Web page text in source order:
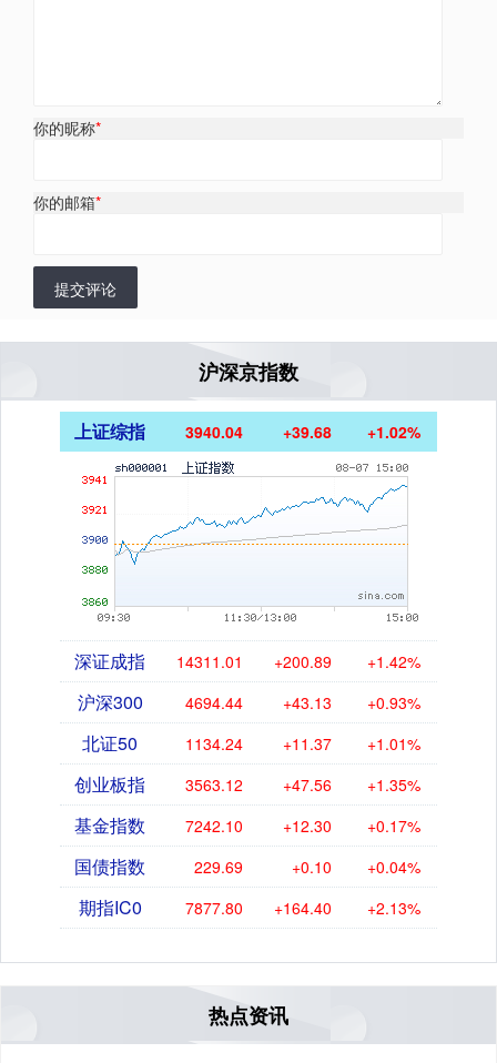
你的昵称*
你的邮箱*
提交评论
沪深京指数
上证综指 3940.04 +39.68 +1.02%
深证成指 14311.01 +200.89 +1.42%
沪深300 4694.44 +43.13 +0.93%
北证50 1134.24 +11.37 +1.01%
创业板指 3563.12 +47.56 +1.35%
基金指数 7242.10 +12.30 +0.17%
国债指数 229.69 +0.10 +0.04%
期指IC0 7877.80 +164.40 +2.13%
热点资讯